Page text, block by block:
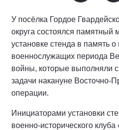
У посёлка Гордое
округа состоялся памятный
установке стенда в память
военнослужащих периода
войны, которые выполняли
задачи накануне Восточно-
операции.
Инициаторами установки
военно-исторического